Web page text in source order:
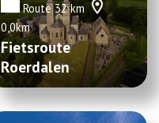
Route 32 km
0,0km
Fietsroute
Roerdalen